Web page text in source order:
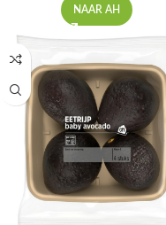
NAAR AH